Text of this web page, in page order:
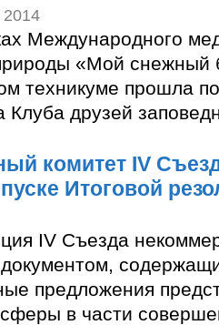
2014
Международного
«Мой снежный
техникуме прошла
Клуба друзей
комитет IV
Итоговой
IV Съезда
документом,
предложения
в части